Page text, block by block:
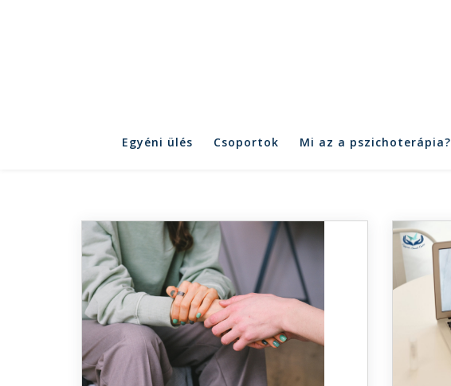
Egyéni ülés Csoportok Mi az a pszichoterápia?